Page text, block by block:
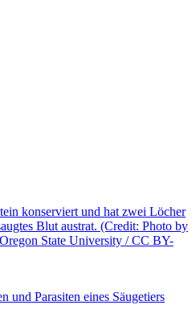
und Parasiten eines Säugetiers